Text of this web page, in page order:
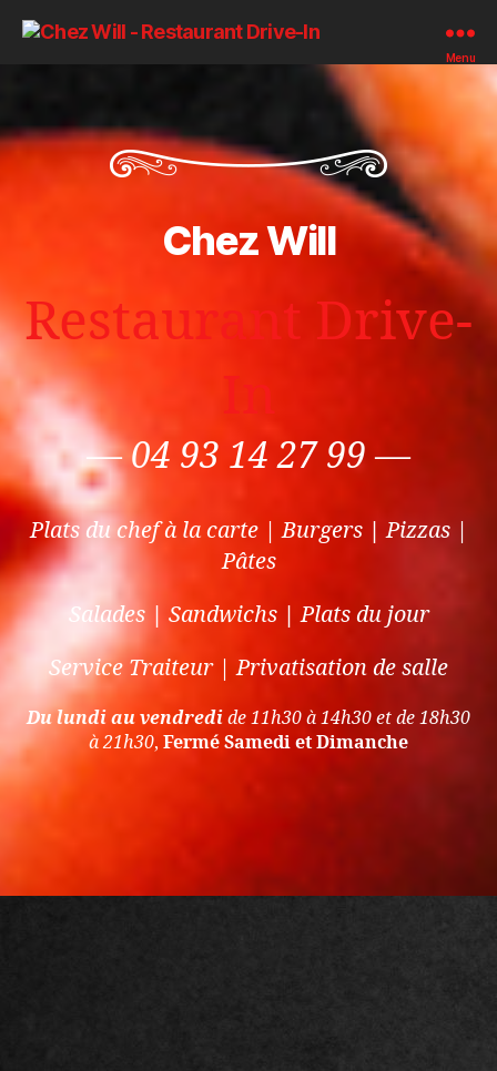
Restaurant
Drive-
Menu
Chez Will
Restaurant Drive-
—04 93 14 27 99 —
Plats du chef à la carte | Burgers|
Pizzas |
Pâtes
Salades| Sandwichs|Plats du jour
Service Traiteur | Privatisation de salle
Du lundi au vendredi de 11h30 à 14h30 et de 18h30
à 21h30, Fermé Samedi et Dimanche